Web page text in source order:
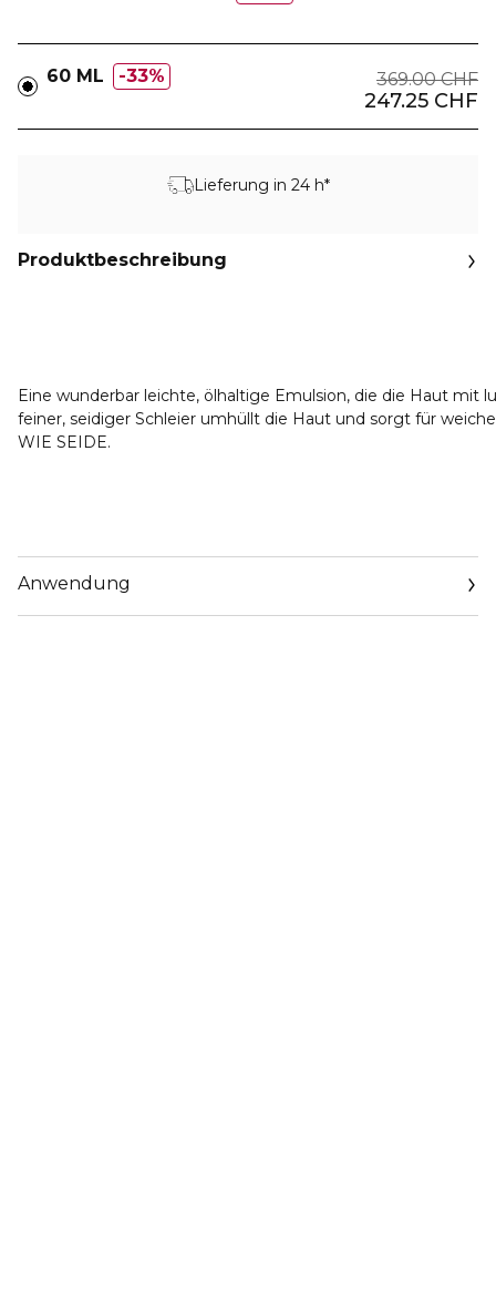
60 ML 33% 369.00 CHF
247.25 CHF
Lieferung in 24 h*
Produktbeschreibung
Eine wunderbar leichte, ölhaltige Emulsion, die die Haut mit
feiner, seidiger Schleier umhüllt die Haut und sorgt für
WIE SEIDE.
Anwendung